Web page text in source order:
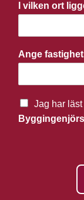
I vilken ort
Ange
Jag har